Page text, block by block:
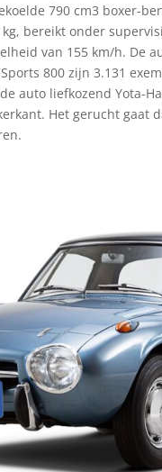
790 cm3 boxer-
bereikt onder
van 155 km/h. De
Sports 800 zijn 3.131
auto liefkozend Yota-
Het gerucht gaat